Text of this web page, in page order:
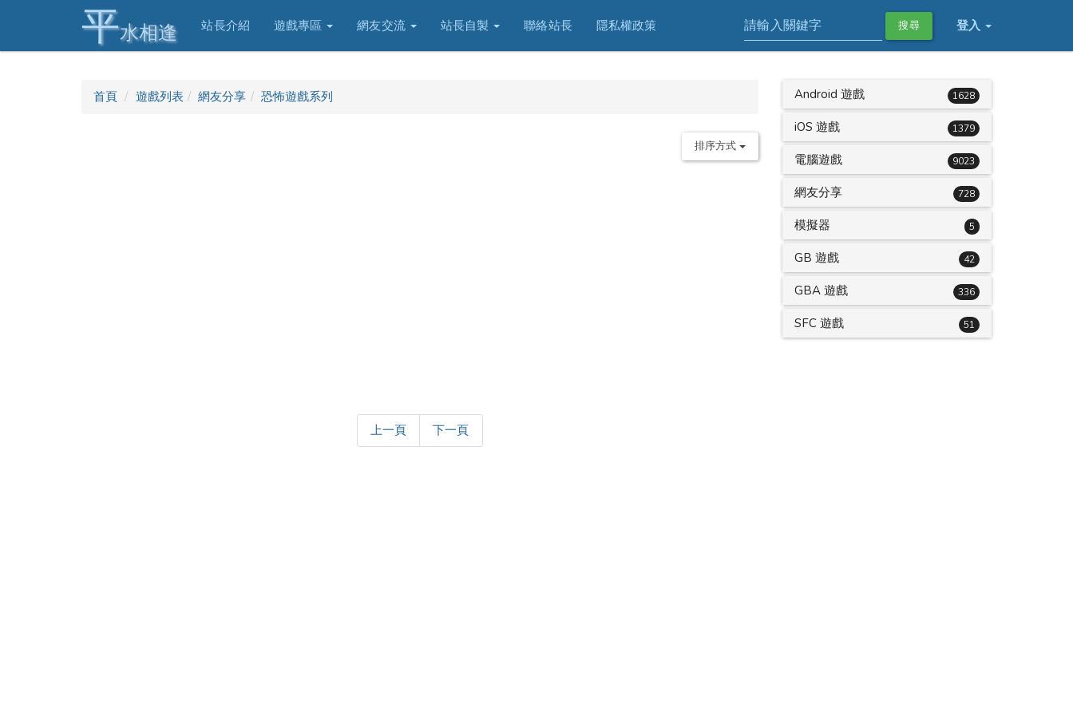
平水相逢 站長介紹 遊戲專區 網友交流 站長自製 聯絡站長 隱私權政策 登入
搜尋
首頁 遊戲列表 網友分享 恐怖遊戲系列
排序方式
上一頁 下一頁
Android 遊戲 1628
iOS 遊戲 1379
電腦遊戲 9023
網友分享 728
模擬器 5
GB 遊戲 42
GBA 遊戲 336
SFC 遊戲 51